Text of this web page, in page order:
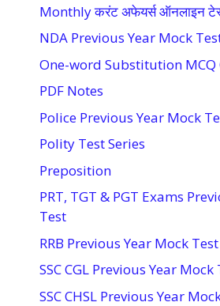
Monthly करंट अफेयर्स ऑनलाइन
NDA Previous Year Mock
One-word Substitution MCQ
PDF Notes
Police Previous Year Mock
Polity Test Series
Preposition
PRT, TGT & PGT Exams
Test
RRB Previous Year Mock Test
SSC CGL Previous Year Mock
SSC CHSL Previous Year